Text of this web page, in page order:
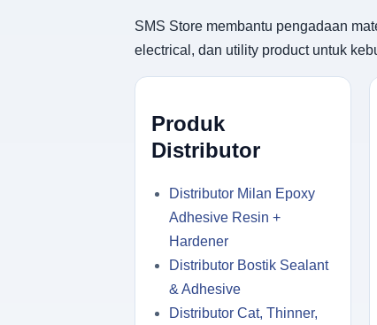
SMS Store membantu pengadaan
electrical, dan utility product untuk
Produk
Distributor
Distributor Milan Epoxy
Adhesive Resin +
Hardener
Distributor Bostik Sealant
& Adhesive
Distributor Cat, Thinner,